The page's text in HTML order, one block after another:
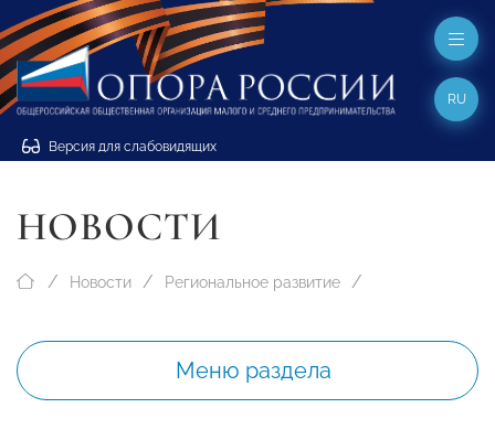
Версия для слабовидящих
RU
НОВОСТИ
Новости Региональное развитие
Меню раздела